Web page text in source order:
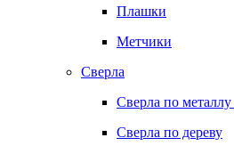
Плашки
Метчики
Сверла
Сверла по
Сверла по дереву